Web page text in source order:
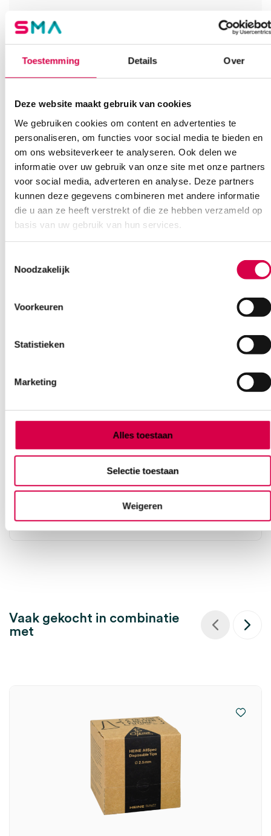
Toestemming Details Over
Deze website maakt gebruik van cookies
We gebruiken cookies om content en advertenties te
personaliseren, om functies voor social media te bieden en
om ons websiteverkeer te analyseren. Ook delen we
informatie over uw gebruik van onze site met onze partners
voor social media, adverteren en analyse. Deze partners
kunnen deze gegevens combineren met andere informatie
die u aan ze heeft verstrekt of die ze hebben verzameld op
basis van uw gebruik van hun services.
Noodzakelijk
Voorkeuren
Statistieken
Marketing
Alles toestaan
Selectie toestaan
Weigeren
Vind je antwoord snel en makkelijk op onze klantenservice pagina.
Of contacteer ons via een van de onderstaande opties.
Onze klantenservice is bereikbaar van maandag t/m vrijdag van
08:30 tot 17:00
Ook interessant
Heine AllSpec wegwerp oortips Ø 4mm (1000)
1000 stuks, 4mm, onsteriel
103.23incl. BTW
Vaak gekocht in combinatie
met